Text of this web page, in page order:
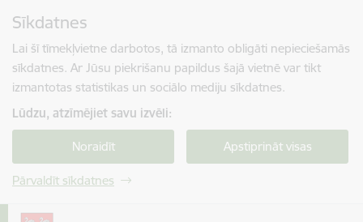
Sīkdatnes
Lai šī tīmekļvietne darbotos, tā izmanto obligāti nepieciešamās
sīkdatnes. Ar Jūsu piekrišanu papildus šajā vietnē var tikt
izmantotas statistikas un sociālo mediju sīkdatnes.
Lūdzu, atzīmējiet savu izvēli:
Noraidīt Apstiprināt visas
Pārvaldīt sīkdatnes